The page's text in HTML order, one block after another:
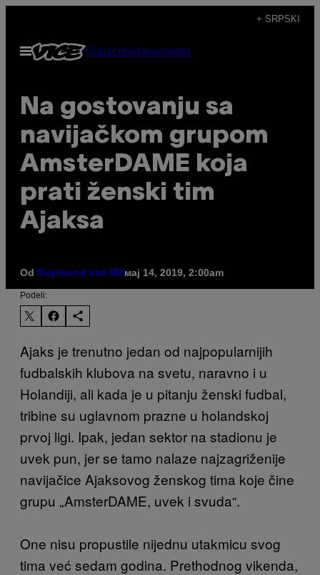
садржај
+ SRPSKI
Otvori
Meni
SubscribeNewsletter
Na gostovanju sa
navijačkom grupom
AmsterDAME koja
prati ženski tim
Ajaksa
Od Raymond van Mil мај 14, 2019, 2:00am
Podeli:
Ajaks je trenutno jedan od najpopularnijih
fudbalskih klubova na svetu, naravno i u
Holandiji, ali kada je u pitanju ženski fudbal,
tribine su uglavnom prazne u holandskoj
prvoj ligi. Ipak, jedan sektor na stadionu je
uvek pun, jer se tamo nalaze najzagriženije
navijačice Ajaksovog ženskog tima koje čine
grupu „AmsterDAME, uvek i svuda“.
One nisu propustile nijednu utakmicu svog
tima već sedam godina. Prethodnog vikenda,